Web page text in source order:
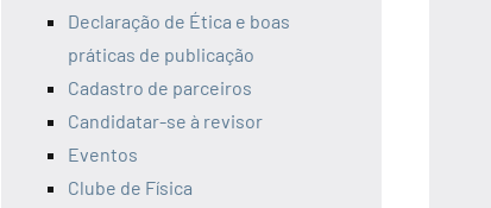
Declaração de Ética e boas
práticas de publicação
Cadastro de parceiros
Candidatar-se à revisor
Eventos
Clube de Física